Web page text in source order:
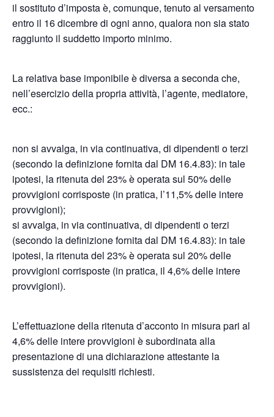
il sostituto d’imposta è, comunque, tenuto al versamento
entro il 16 dicembre di ogni anno, qualora non sia stato
raggiunto il suddetto importo minimo.
La relativa base imponibile è diversa a seconda che,
nell’esercizio della propria attività, l’agente, mediatore,
ecc.:
non si avvalga, in via continuativa, di dipendenti o terzi
(secondo la definizione fornita dal DM 16.4.83): in tale
ipotesi, la ritenuta del 23% è operata sul 50% delle
provvigioni corrisposte (in pratica, l’11,5% delle intere
provvigioni);
si avvalga, in via continuativa, di dipendenti o terzi
(secondo la definizione fornita dal DM 16.4.83): in tale
ipotesi, la ritenuta del 23% è operata sul 20% delle
provvigioni corrisposte (in pratica, il 4,6% delle intere
provvigioni).
L’effettuazione della ritenuta d’acconto in misura pari al
4,6% delle intere provvigioni è subordinata alla
presentazione di una dichiarazione attestante la
sussistenza dei requisiti richiesti.